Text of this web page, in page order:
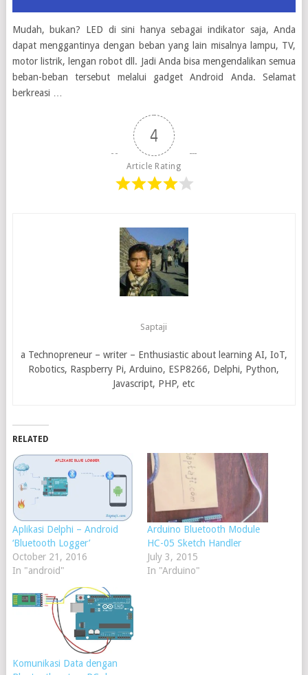
Mudah, bukan? LED di sini hanya sebagai indikator saja, Anda
dapat menggantinya dengan beban yang lain misalnya lampu, TV,
motor listrik, lengan robot dll. Jadi Anda bisa mengendalikan semua
beban-beban tersebut melalui gadget Android Anda. Selamat
berkreasi …
4
Article Rating
Saptaji
a Technopreneur – writer – Enthusiastic about learning AI, IoT,
Robotics, Raspberry Pi, Arduino, ESP8266, Delphi, Python,
Javascript, PHP, etc
RELATED
Aplikasi Delphi – Android
‘Bluetooth Logger’
October 21, 2016
In "android"
Arduino Bluetooth Module
HC-05 Sketch Handler
July 3, 2015
In "Arduino"
Komunikasi Data dengan